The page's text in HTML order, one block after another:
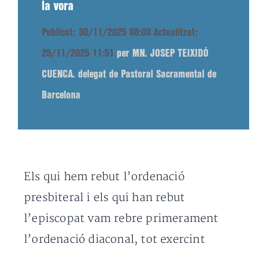
la vora
Publicat: 30/11/2025 08:00 Actualitzat:
25/11/2025 11:51 per MN. JOSEP TEIXIDÓ
CUENCA. delegat de Pastoral Sacramental de
Barcelona
Els qui hem rebut l’ordenació
presbiteral i els qui han rebut
l’episcopat vam rebre primerament
l’ordenació diaconal, tot exercint